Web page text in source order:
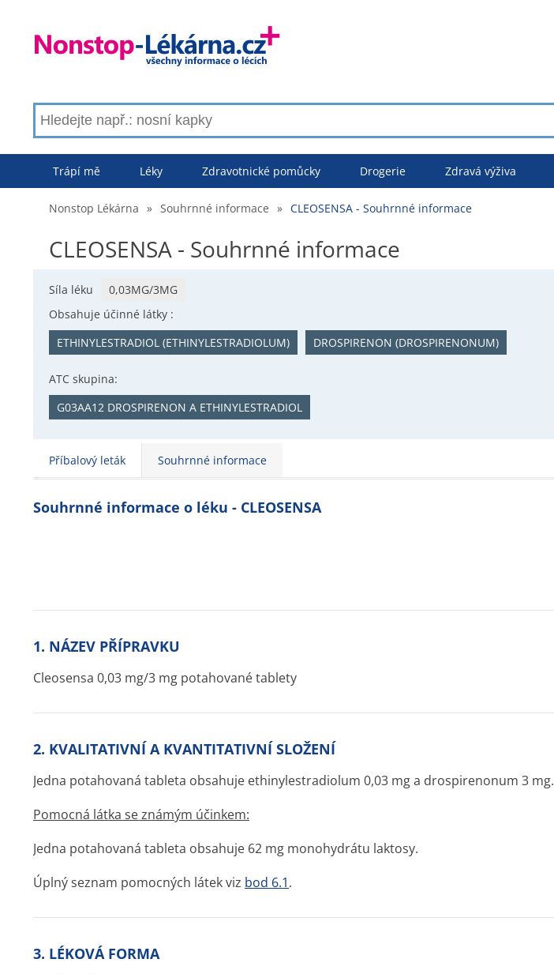
Trápí mě Léky Zdravotnické pomůcky Drogerie Zdravá výživa
Nonstop Lékárna » Souhrnné informace » CLEOSENSA - Souhrnné informace
CLEOSENSA - Souhrnné informace
Síla léku
0,03MG/3MG
Obsahuje účinné látky :
ETHINYLESTRADIOL (ETHINYLESTRADIOLUM)
DROSPIRENON (DROSPIRENONUM)
ATC skupina:
G03AA12 DROSPIRENON A ETHINYLESTRADIOL
Příbalový leták Souhrnné informace
Souhrnné informace o léku - CLEOSENSA
1. NÁZEV PŘÍPRAVKU
Cleosensa 0,03 mg/3 mg potahované tablety
2. KVALITATIVNÍ A KVANTITATIVNÍ SLOŽENÍ
Jedna potahovaná tableta obsahuje ethinylestradiolum 0,03 mg a drospirenonum 3 mg.
Pomocná látka se známým účinkem:
Jedna potahovaná tableta obsahuje 62 mg monohydrátu laktosy.
Úplný seznam pomocných látek viz bod 6.1.
3. LÉKOVÁ FORMA